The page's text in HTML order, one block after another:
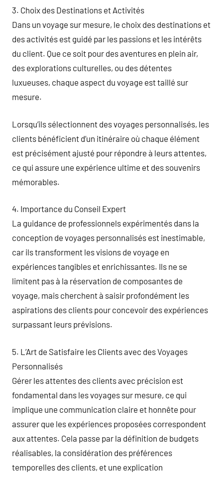
3. Choix des Destinations et Activités
Dans un voyage sur mesure, le choix des destinations et
des activités est guidé par les passions et les intérêts
du client. Que ce soit pour des aventures en plein air,
des explorations culturelles, ou des détentes
luxueuses, chaque aspect du voyage est taillé sur
mesure.
Lorsqu’ils sélectionnent des voyages personnalisés, les
clients bénéficient d’un itinéraire où chaque élément
est précisément ajusté pour répondre à leurs attentes,
ce qui assure une expérience ultime et des souvenirs
mémorables.
4. Importance du Conseil Expert
La guidance de professionnels expérimentés dans la
conception de voyages personnalisés est inestimable,
car ils transforment les visions de voyage en
expériences tangibles et enrichissantes. Ils ne se
limitent pas à la réservation de composantes de
voyage, mais cherchent à saisir profondément les
aspirations des clients pour concevoir des expériences
surpassant leurs prévisions.
5. L’Art de Satisfaire les Clients avec des Voyages
Personnalisés
Gérer les attentes des clients avec précision est
fondamental dans les voyages sur mesure, ce qui
implique une communication claire et honnête pour
assurer que les expériences proposées correspondent
aux attentes. Cela passe par la définition de budgets
réalisables, la considération des préférences
temporelles des clients, et une explication